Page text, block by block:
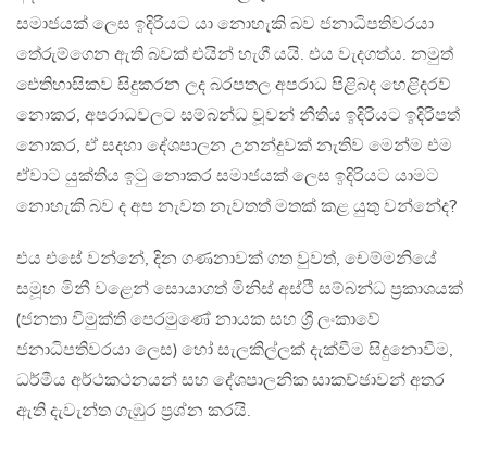
සමාජයක් ලෙස ඉදිරියට යා නොහැකි බව ජනාධිපතිවරයා
තේරුම්ගෙන ඇති බවක් එයින් හැගී යයි. එය වැදගත්ය. නමුත්
ඓතිහාසිකව සිදුකරන ලද බරපතල අපරාධ පිළිබද හෙළිදරව්
නොකර, අපරාධවලට සම්බන්ධ වූවන් නීතිය ඉදිරියට ඉදිරිපත්
නොකර, ඒ සදහා දේශපාලන උනන්දුවක් නැතිව මෙන්ම එම
ඒවාට යුක්තිය ඉටු නොකර සමාජයක් ලෙස ඉදිරියට යාමට
නොහැකි බව ද අප නැවත නැවතත් මතක් කළ යුතු වන්නේද?
එය එසේ වන්නේ, දින ගණනාවක් ගත වුවත්, චෙම්මනියේ
සමූහ මිනී වළෙන් සොයාගත් මිනිස් අස්ථි සම්බන්ධ ප්‍රකාශයක්
(ජනතා විමුක්ති පෙරමුණේ නායක සහ ශ්‍රී ලංකාවේ
ජනාධිපතිවරයා ලෙස) හෝ සැලකිල්ලක් දැක්වීම සිදුනොවීම,
ධර්මීය අර්ථකථනයන් සහ දේශපාලනික සාකච්ඡාවන් අතර
ඇති දැවැන්ත ගැඹුර ප්‍රශ්න කරයි.